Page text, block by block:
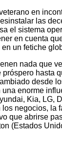
en
las
el sistema
en cuenta
un fetiche
nada que
hasta
desde
enorme
Kia, LG,
negocios, la
que abrirse
(Estados